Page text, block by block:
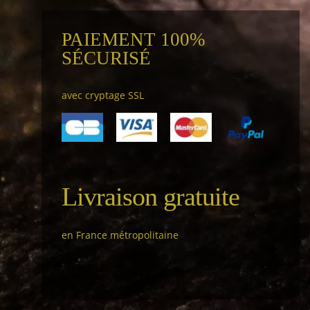
PAIEMENT 100%
SÉCURISÉ
avec cryptage SSL
Livraison gratuite
en France métropolitaine